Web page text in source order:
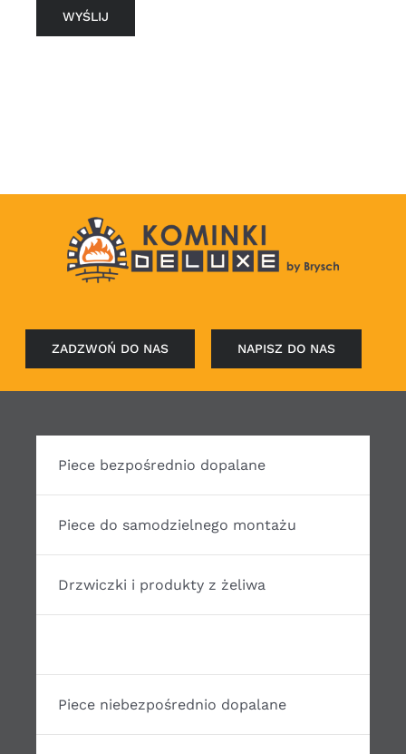
ZADZWOŃ DO NAS NAPISZ DO NAS
Piece bezpośrednio dopalane
Piece do samodzielnego montażu
Drzwiczki i produkty z żeliwa
Piece niebezpośrednio dopalane